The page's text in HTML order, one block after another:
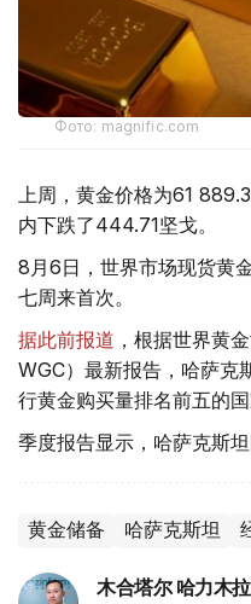
Фото: magnific.com
上周，黄金价格为61
内下跌了444.71坚戈。
8月6日，世界市场现货黄
七周来首次。
据此前报道 ，根据世界黄
WGC）最新报告，哈萨克
行黄金购买量排名前五的国
季度报告显示，哈萨克斯
黄金储备 哈萨克斯坦
木合塔尔 哈力木拉